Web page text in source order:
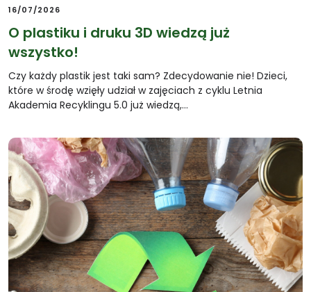
16/07/2026
O plastiku i druku 3D wiedzą już
wszystko!
Czy każdy plastik jest taki sam? Zdecydowanie nie! Dzieci,
które w środę wzięły udział w zajęciach z cyklu Letnia
Akademia Recyklingu 5.0 już wiedzą,…